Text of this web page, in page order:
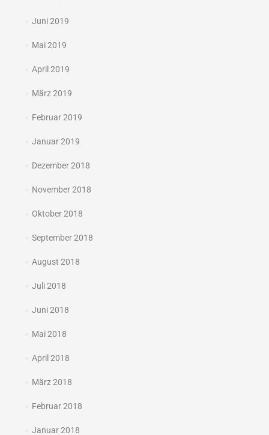
Juni 2019
Mai 2019
April 2019
März 2019
Februar 2019
Januar 2019
Dezember 2018
November 2018
Oktober 2018
September 2018
August 2018
Juli 2018
Juni 2018
Mai 2018
April 2018
März 2018
Februar 2018
Januar 2018